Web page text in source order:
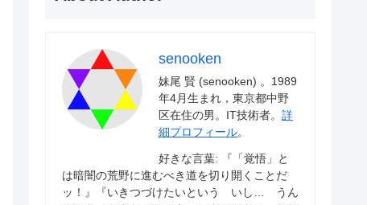
senooken
妹尾 賢 (senooken) 。1989
年4月生まれ，東京都中野
区在住の男。IT技術者。 詳
細プロフィール。
好きな言葉: 『「覚悟」と
は暗闇の荒野に進むべき道を切り開くことだ
ッ！』『いきつづけたいという いし… うん